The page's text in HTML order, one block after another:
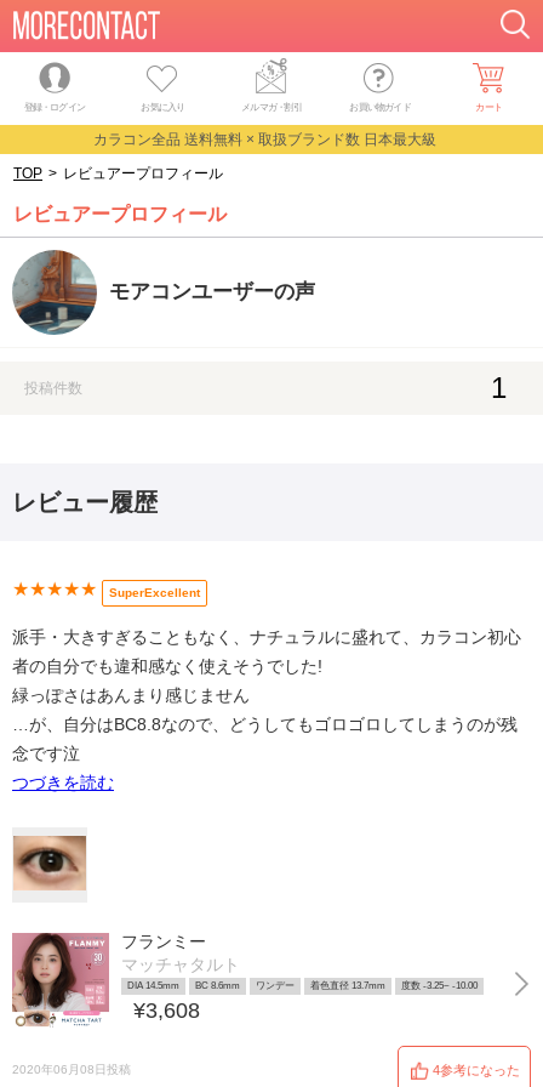
登録・ログイン お気に入り メルマガ・割引 お買い物ガイド カート
カラコン全品 送料無料 × 取扱ブランド数 日本最大級
TOP > レビュアープロフィール
レビュアープロフィール
モアコンユーザーの声
投稿件数 1
レビュー履歴
★★★★★ SuperExcellent
派手・大きすぎることもなく、ナチュラルに盛れて、カラコン初心
者の自分でも違和感なく使えそうでした!
緑っぽさはあんまり感じません
…が、自分はBC8.8なので、どうしてもゴロゴロしてしまうのが残
念です泣
つづきを読む
フランミー
マッチャタルト
DIA 14.5mm BC 8.6mm ワンデー 着色直径 13.7mm 度数 -3.25~ -10.00
¥3,608
2020年06月08日投稿 4参考になった